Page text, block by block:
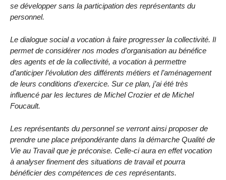
se développer sans la participation des représentants du
personnel.
Le dialogue social a vocation à faire progresser la collectivité. Il
permet de considérer nos modes d’organisation au bénéfice
des agents et de la collectivité, a vocation à permettre
d’anticiper l’évolution des différents métiers et l’aménagement
de leurs conditions d’exercice. Sur ce plan, j’ai été très
influencé par les lectures de Michel Crozier et de Michel
Foucault.
Les représentants du personnel se verront ainsi proposer de
prendre une place prépondérante dans la démarche Qualité de
Vie au Travail que je préconise. Celle-ci aura en effet vocation
à analyser finement des situations de travail et pourra
bénéficier des compétences de ces représentants.